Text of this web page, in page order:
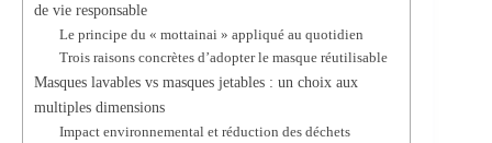
de vie responsable
Le principe du « mottainai » appliqué au quotidien
Trois raisons concrètes d’adopter le masque réutilisable
Masques lavables vs masques jetables : un choix aux
multiples dimensions
Impact environnemental et réduction des déchets